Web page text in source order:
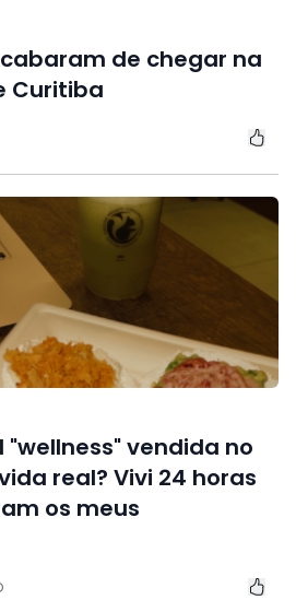
de chegar na
Curitiba
vendida no
real? Vivi 24 horas
os meus